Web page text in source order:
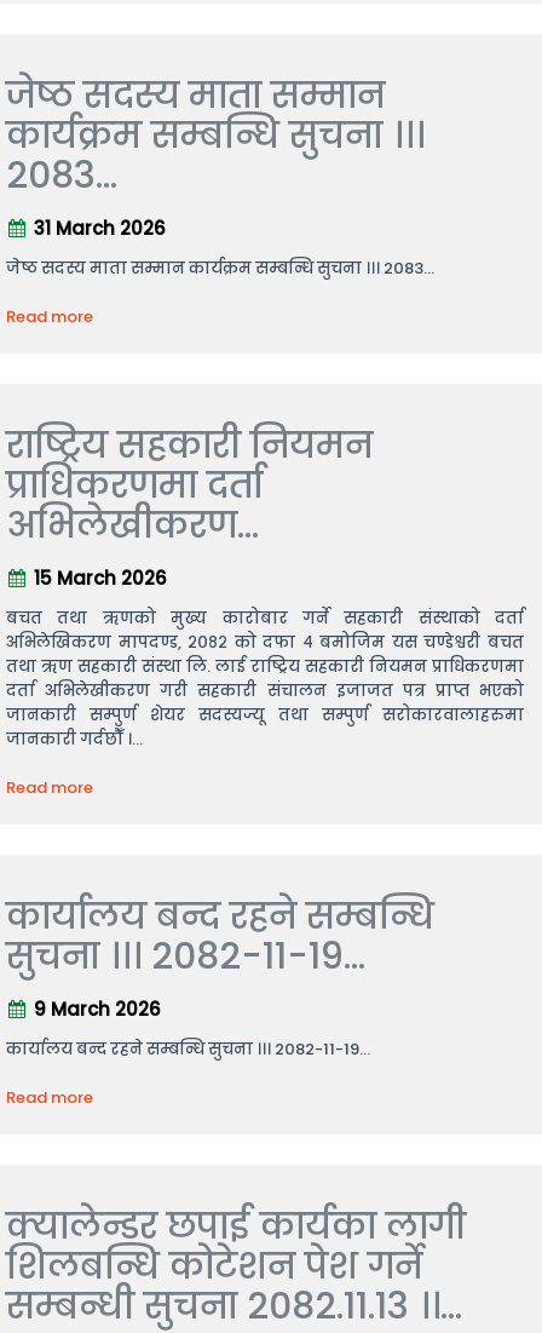
जेष्ठ सदस्य माता सम्मान
कार्यक्रम सम्बन्धि सुचना ।।।
2083...
31 March 2026
जेष्ठ सदस्य माता सम्मान कार्यक्रम सम्बन्धि सुचना ।।। 2083...
Read more
राष्ट्रिय सहकारी नियमन
प्राधिकरणमा दर्ता
अभिलेखीकरण...
15 March 2026
बचत तथा ऋणको मुख्य कारोबार गर्ने सहकारी संस्थाको दर्ता
अभिलेखिकरण मापदण्ड, २०८२ को दफा ४ बमोजिम यस चण्डेश्वरी बचत
तथा ऋण सहकारी संस्था लि. लाई राष्ट्रिय सहकारी नियमन प्राधिकरणमा
दर्ता अभिलेखीकरण गरी सहकारी संचालन इजाजत पत्र प्राप्त भएको
जानकारी सम्पुर्ण शेयर सदस्यज्यू तथा सम्पुर्ण सरोकारवालाहरुमा
जानकारी गर्दछौँ ।...
Read more
कार्यालय बन्द रहने सम्बन्धि
सुचना ।।। 2082-11-19...
9 March 2026
कार्यालय बन्द रहने सम्बन्धि सुचना ।।। 2082-11-19...
Read more
क्यालेन्डर छपाई कार्यका लागी
शिलबन्धि कोटेशन पेश गर्ने
सम्बन्धी सुचना 2082.11.13 ।।...